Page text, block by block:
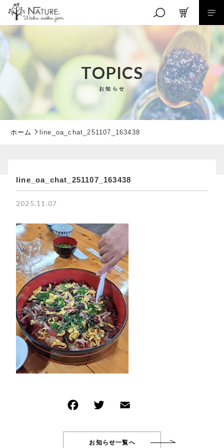
RANKING
イベント商品
NEW ITEM
新着商品
PRODUCTS
商品一覧
CHECKED PRODUCTS
最近チェックした商品
ORDER HISTORY
注文履歴
SHOPPING GUIDE
ショッピングガイド
TOPICS
BLOG
TOPICS
お知らせ
ホーム line_oa_chat_251107_163438
line_oa_chat_251107_163438
2025.11.07
お知らせ一覧へ
こだわり検索
親カテゴリ
価格帯
その他
在庫あり セール
並び順